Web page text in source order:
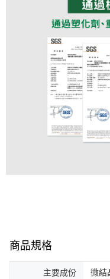
商品規格
主要成份
微結